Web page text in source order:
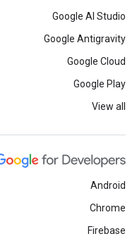
Google AI Studio
Google Antigravity
Google Cloud
Google Play
View all
Android
Chrome
Firebase